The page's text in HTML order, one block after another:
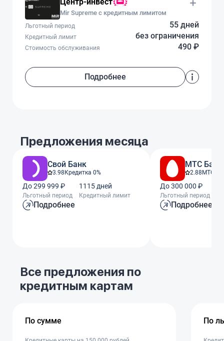
Mir Supreme с кредитным лимитом
55 дней
Льготный период
без ограничения
Кредитный лимит
490 ₽
Стоимость обслуживания
Подробнее
Предложения месяца
Свой Банк
3.98 Кредитка 0%
До 299 999 ₽
Льготный период
1115 дней
Кредитный лимит
Подробнее
МТС Банк
2.88 МТС
До 300 000 ₽
Льготный период
Подробнее
Все предложения по
кредитным картам
По сумме По